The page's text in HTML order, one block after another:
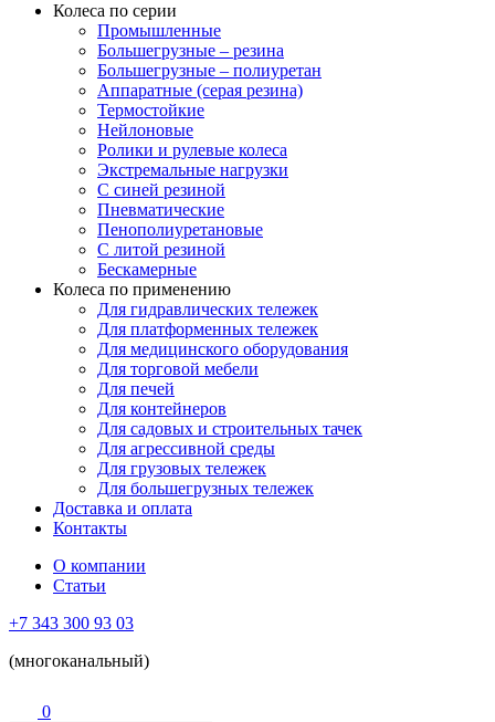
Колеса по серии
Промышленные
Большегрузные – резина
Большегрузные – полиуретан
Аппаратные (серая резина)
Термостойкие
Нейлоновые
Ролики и рулевые колеса
Экстремальные нагрузки
С синей резиной
Пневматические
Пенополиуретановые
С литой резиной
Бескамерные
Колеса по применению
Для гидравлических тележек
Для платформенных тележек
Для медицинского оборудования
Для торговой мебели
Для печей
Для контейнеров
Для садовых и строительных тачек
Для агрессивной среды
Для грузовых тележек
Для большегрузных тележек
Доставка и оплата
Контакты
О компании
Статьи
+7 343 300 93 03
(многоканальный)
0